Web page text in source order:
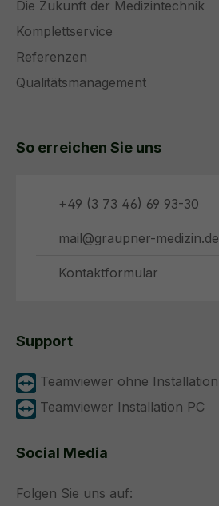
Die Zukunft der Medizintechnik
Komplettservice
Referenzen
Qualitätsmanagement
So erreichen Sie uns
+49 (3 73 46) 69 93-30
mail@graupner-medizin.de
Kontaktformular
Support
Teamviewer ohne Installation
Teamviewer Installation PC
Social Media
Folgen Sie uns auf: